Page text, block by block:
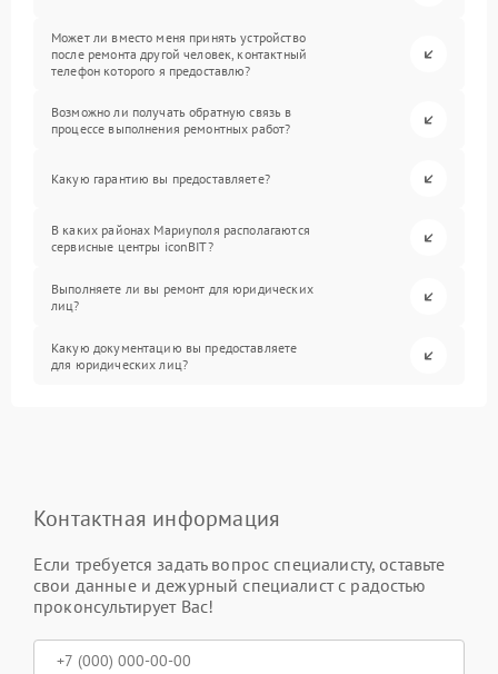
Может ли вместо меня принять устройство
после ремонта другой человек, контактный
телефон которого я предоставлю?
Возможно ли получать обратную связь в
процессе выполнения ремонтных работ?
Какую гарантию вы предоставляете?
В каких районах Мариуполя располагаются
сервисные центры iconBIT?
Выполняете ли вы ремонт для юридических
лиц?
Какую документацию вы предоставляете
для юридических лиц?
Контактная информация
Если требуется задать вопрос специалисту, оставьте
свои данные и дежурный специалист с радостью
проконсультирует Вас!